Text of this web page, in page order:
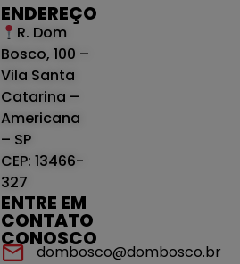
ENDEREÇO
R. Dom
Bosco, 100 –
Vila Santa
Catarina –
Americana
– SP
CEP: 13466-
327
ENTRE EM
CONTATO
CONOSCO
dombosco@dombosco.br